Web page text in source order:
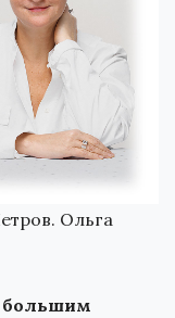
Ольга
большим